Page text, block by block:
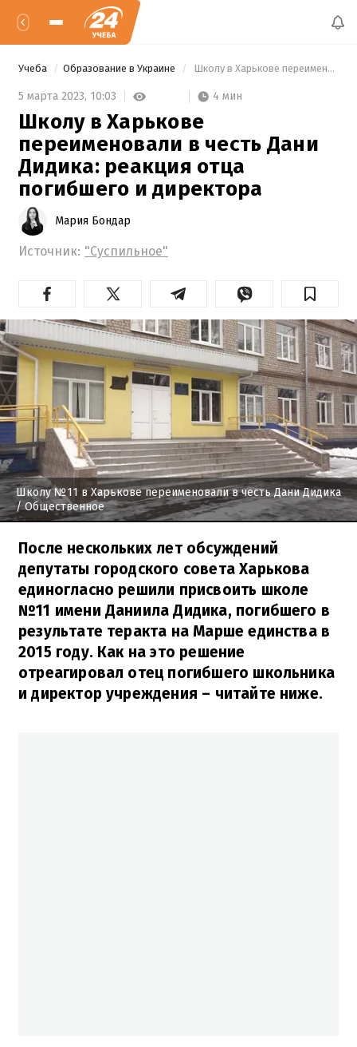
Учеба Образование в Украине Школу в Харькове переименовали в честь Дани Дидика: реакция отца погибшего и директора
5 марта 2023, 10:03 4 мин
Школу в Харькове
переименовали в честь Дани
Дидика: реакция отца
погибшего и директора
Мария Бондар
Источник: "Суспильное"
Школу №11 в Харькове переименовали в честь Дани Дидика
/ Общественное
После нескольких лет обсуждений
депутаты городского совета Харькова
единогласно решили присвоить школе
№11 имени Даниила Дидика, погибшего в
результате теракта на Марше единства в
2015 году. Как на это решение
отреагировал отец погибшего школьника
и директор учреждения – читайте ниже.